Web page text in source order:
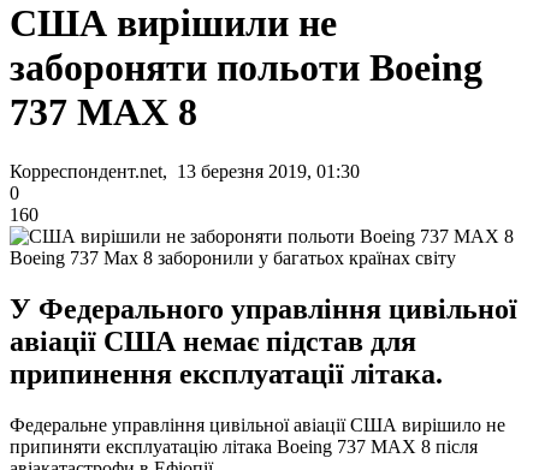
США вирішили не
забороняти польоти Boeing
737 MAX 8
Корреспондент.net, 13 березня 2019, 01:30
0
160
Boeing 737 Max 8 заборонили у багатьох країнах світу
У Федерального управління цивільної
авіації США немає підстав для
припинення експлуатації літака.
Федеральне управління цивільної авіації США вирішило не
припиняти експлуатацію літака Boeing 737 MAX 8 після